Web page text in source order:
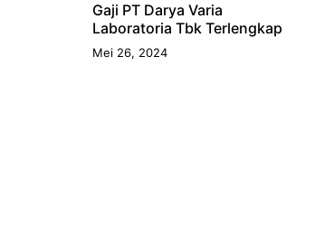
Gaji PT Darya Varia
Laboratoria Tbk Terlengkap
Mei 26, 2024